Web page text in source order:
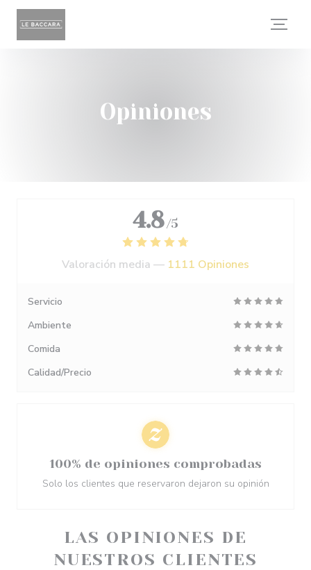
Personalización de sus opciones de cookies
Opiniones
LAS OPINIONES DE
NUESTROS CLIENTES
4.8 /5
Valoración media — 1111 Opiniones
Servicio
Ambiente
Comida
Calidad/Precio
100% de opiniones comprobadas
Solo los clientes que reservaron dejaron su opinión